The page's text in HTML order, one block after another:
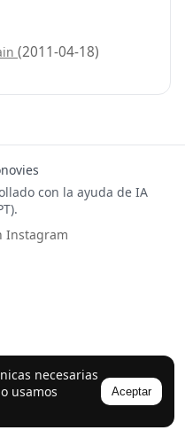
necesarias
usamos
Aceptar
(2011-04-18)
con la ayuda de IA
Instagram